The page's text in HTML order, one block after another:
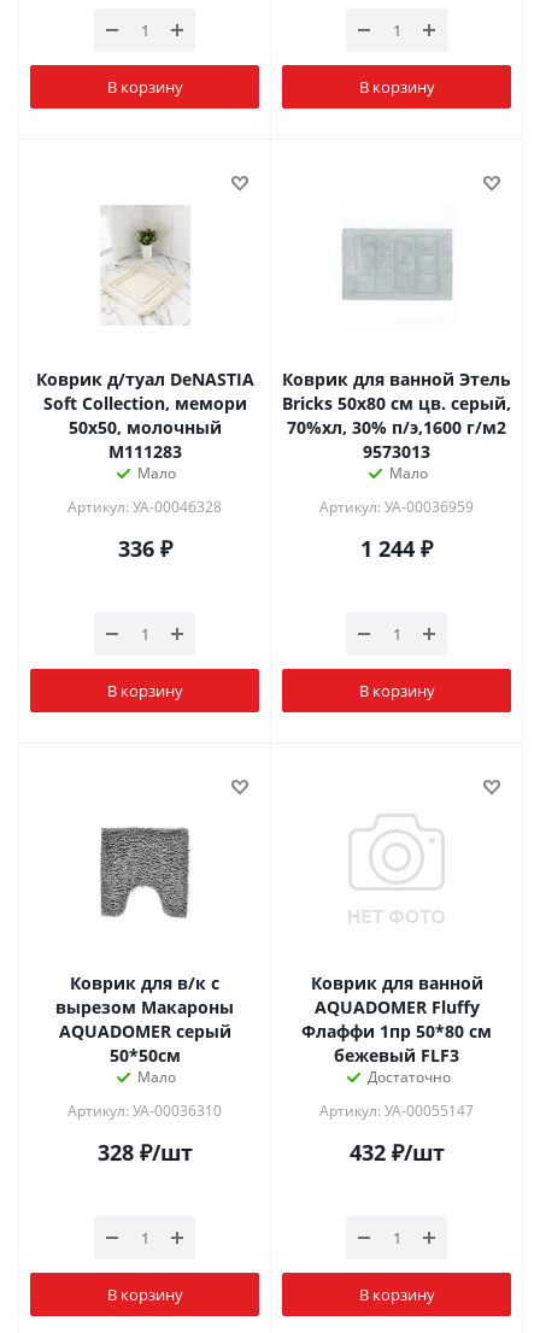
В корзину В корзину
Коврик д/туал DeNASTIA
Soft Collection, мемори
50x50, молочный
M111283
Мало
Артикул: УА-00046328
336₽
В корзину
Коврик для ванной Этель
Bricks 50х80 см цв. серый,
70%хл, 30% п/э,1600 г/м2
9573013
Мало
Артикул: УА-00036959
1 244 ₽
В корзину
Коврик для в/к с
вырезом Макароны
AQUADOMER серый
50*50см
Мало
Артикул: УА-00036310
328₽/шт
В корзину
Коврик для ванной
AQUADOMER Fluffy
Флаффи 1пр 50*80 см
бежевый FLF3
Достаточно
Артикул: УА-00055147
432₽/шт
В корзину